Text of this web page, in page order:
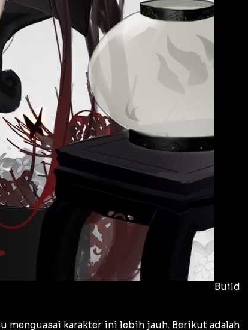
Build
menguasai karakter ini lebih jauh. Berikut adalah